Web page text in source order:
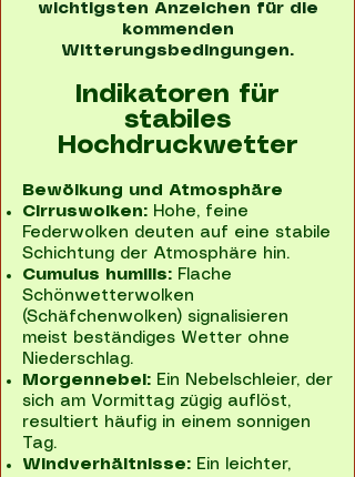
wichtigsten Anzeichen für die
kommenden
Witterungsbedingungen.
Indikatoren für
stabiles
Hochdruckwetter
Bewölkung und Atmosphäre
Cirruswolken: Hohe, feine
Federwolken deuten auf eine stabile
Schichtung der Atmosphäre hin.
Cumulus humilis: Flache
Schönwetterwolken
(Schäfchenwolken) signalisieren
meist beständiges Wetter ohne
Niederschlag.
Morgennebel: Ein Nebelschleier, der
sich am Vormittag zügig auflöst,
resultiert häufig in einem sonnigen
Tag.
Windverhältnisse: Ein leichter,